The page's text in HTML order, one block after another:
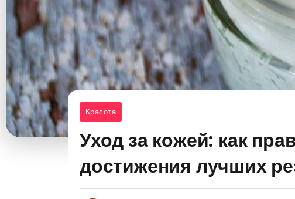
Красота
Уход за кожей: как
достижения лучших